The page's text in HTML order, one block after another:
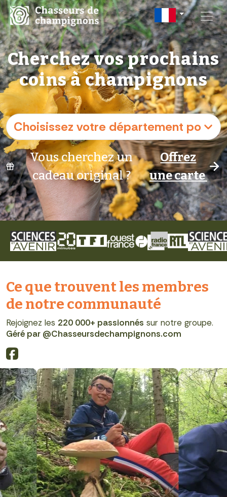
Cherchez vos prochains
coins à champignons
Vous cherchez un
cadeau original ?
Offrez
une carte
Ce que trouvent les membres
de notre communauté
Rejoignez les 220 000+ passionnés sur notre groupe.
Géré par @Chasseursdechampignons.com